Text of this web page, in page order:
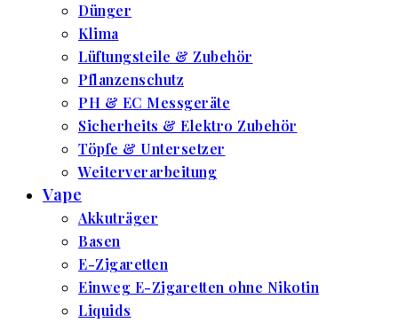
Dünger
Klima
Lüftungsteile & Zubehör
Pflanzenschutz
PH & EC Messgeräte
Sicherheits & Elektro Zubehör
Töpfe & Untersetzer
Weiterverarbeitung
Vape
Akkuträger
Basen
E-Zigaretten
Einweg E-Zigaretten ohne Nikotin
Liquids